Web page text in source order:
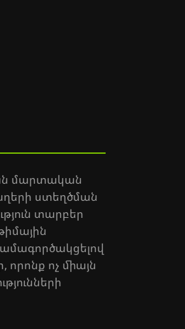
մարտական
ստեղծման
տարբեր
ոչ միայն